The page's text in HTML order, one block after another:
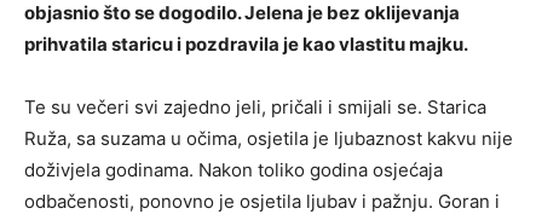
objasnio što se dogodilo. Jelena je bez oklijevanja
prihvatila staricu i pozdravila je kao vlastitu majku.
Te su večeri svi zajedno jeli, pričali i smijali se. Starica
Ruža, sa suzama u očima, osjetila je ljubaznost kakvu nije
doživjela godinama. Nakon toliko godina osjećaja
odbačenosti, ponovno je osjetila ljubav i pažnju. Goran i